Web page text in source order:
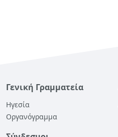
Γενική Γραμματεία
Ηγεσία
Οργανόγραμμα